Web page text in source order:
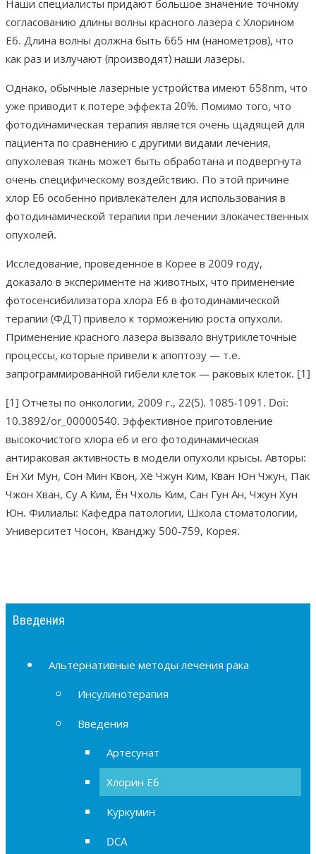
Наши специалисты придают большое значение точному
согласованию длины волны красного лазера с Хлорином
Е6. Длина волны должна быть 665 нм (нанометров), что
как раз и излучают (производят) наши лазеры.
Однако, обычные лазерные устройства имеют 658nm, что
уже приводит к потере эффекта 20%. Помимо того, что
фотодинамическая терапия является очень щадящей для
пациента по сравнению с другими видами лечения,
опухолевая ткань может быть обработана и подвергнута
очень специфическому воздействию. По этой причине
хлор E6 особенно привлекателен для использования в
фотодинамической терапии при лечении злокачественных
опухолей.
Исследование, проведенное в Корее в 2009 году,
доказало в эксперименте на животных, что применение
фотосенсибилизатора хлора Е6 в фотодинамической
терапии (ФДТ) привело к торможению роста опухоли.
Применение красного лазера вызвало внутриклеточные
процессы, которые привели к апоптозу — т.е.
запрограммированной гибели клеток — раковых клеток. [1]
[1] Отчеты по онкологии, 2009 г., 22(5). 1085-1091. Doi:
10.3892/or_00000540. Эффективное приготовление
высокочистого хлора е6 и его фотодинамическая
антираковая активность в модели опухоли крысы. Авторы:
Ён Хи Мун, Сон Мин Квон, Хё Чжун Ким, Кван Юн Чжун, Пак
Чжон Хван, Су А Ким, Ён Чхоль Ким, Сан Гун Ан, Чжун Хун
Юн. Филиалы: Кафедра патологии, Школа стоматологии,
Университет Чосон, Кванджу 500-759, Корея.
Введения
Альтернативные методы лечения рака
Инсулинотерапия
Введения
Артесунат
Хлорин Е6
Куркумин
DCA